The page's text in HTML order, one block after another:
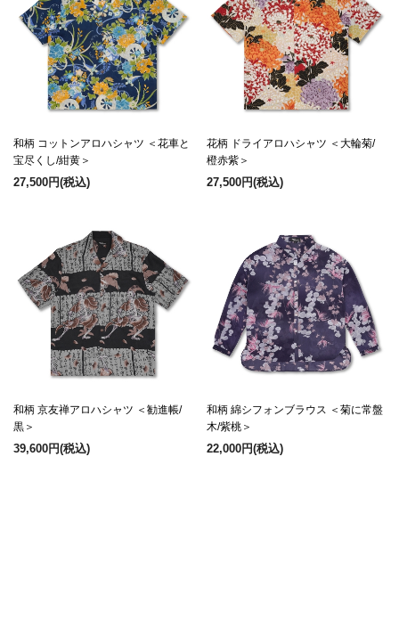
和柄 コットンアロハシャツ ＜花車と
宝尽くし/紺黄＞
27,500円(税込)
花柄 ドライアロハシャツ ＜大輪菊/
橙赤紫＞
27,500円(税込)
和柄 京友禅アロハシャツ ＜勧進帳/
黒＞
39,600円(税込)
和柄 綿シフォンブラウス ＜菊に常盤
木/紫桃＞
22,000円(税込)